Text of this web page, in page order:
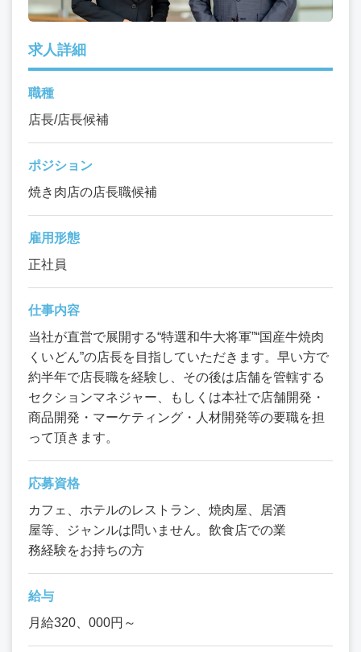
求人詳細
職種
店長/店長候補
ポジション
焼き肉店の店長職候補
雇用形態
正社員
仕事内容
当社が直営で展開する“特選和牛大将軍”“国産牛焼肉
くいどん”の店長を目指していただきます。早い方で
約半年で店長職を経験し、その後は店舗を管轄する
セクションマネジャー、もしくは本社で店舗開発・
商品開発・マーケティング・人材開発等の要職を担
って頂きます。
応募資格
カフェ、ホテルのレストラン、焼肉屋、居酒
屋等、ジャンルは問いません。飲食店での業
務経験をお持ちの方
給与
月給320、000円～